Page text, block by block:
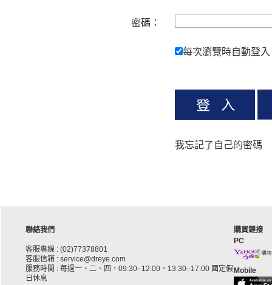
密碼：
每次瀏覽時自動登入
我忘記了自己的密碼
聯絡我們
客服專線 : (02)77378801
客服信箱 : service@dreye.com
服務時間 : 每週一、二、四，09:30–12:00、13:30–17:00 國定假
日休息
購買鏈接
PC
Mobile